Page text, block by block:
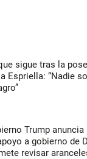
sigue tras la
Espriella: “Nadie
Trump
a gobierno de
revisar